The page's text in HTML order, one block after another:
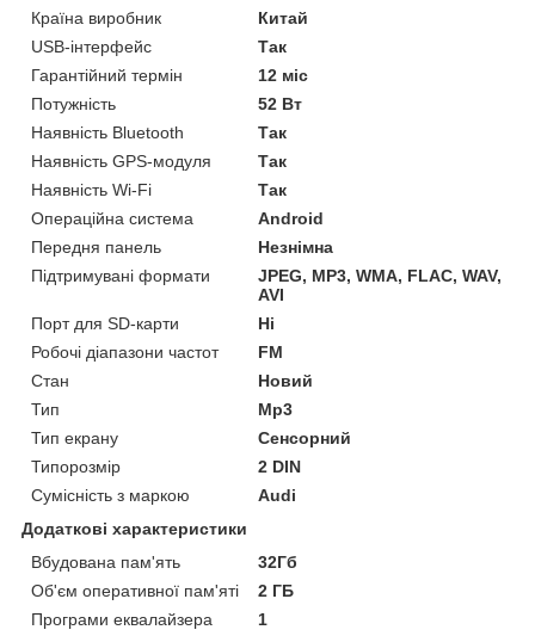
Країна виробник
Китай
USB-інтерфейс
Так
Гарантійний термін
12 міс
Потужність
52 Вт
Наявність Bluetooth
Так
Наявність GPS-модуля
Так
Наявність Wi-Fi
Так
Операційна система
Android
Передня панель
Незнімна
Підтримувані формати
JPEG, MP3, WMA, FLAC, WAV,
AVI
Порт для SD-карти
Ні
Робочі діапазони частот
FM
Стан
Новий
Тип
Mp3
Тип екрану
Сенсорний
Типорозмір
2 DIN
Сумісність з маркою
Audi
Додаткові характеристики
Вбудована пам'ять
32Гб
Об'єм оперативної пам'яті
2 ГБ
Програми еквалайзера
1